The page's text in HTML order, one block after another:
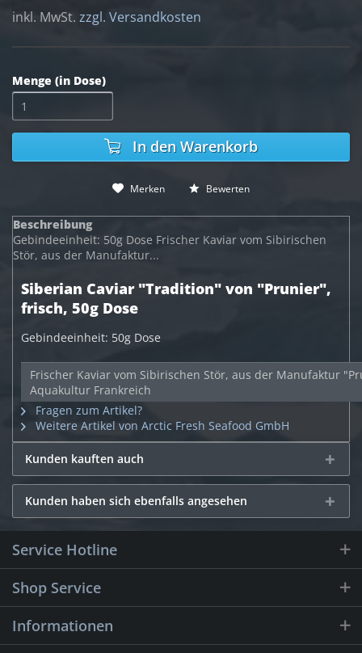
inkl. MwSt. zzgl. Versandkosten
Menge (in Dose)
In den Warenkorb
Merken Bewerten
Beschreibung
Gebindeeinheit: 50g Dose Frischer Kaviar vom Sibirischen
Stör, aus der Manufaktur...
Siberian Caviar "Tradition" von "Prunier",
frisch, 50g Dose
Gebindeeinheit: 50g Dose
Frischer Kaviar vom Sibirischen Stör, aus der Manufaktur
Aquakultur Frankreich
Fragen zum Artikel?
Weitere Artikel von Arctic Fresh Seafood GmbH
Kunden kauften auch
Kunden haben sich ebenfalls angesehen
Service Hotline
Shop Service
Informationen